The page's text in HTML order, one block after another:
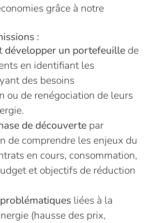
grâce à notre
:
développer un portefeuille de
en identifiant les
des besoins
ou de renégociation de leurs
de découverte par
de comprendre les enjeux du
en cours, consommation,
et objectifs de réduction
liées à la
(hausse des prix,